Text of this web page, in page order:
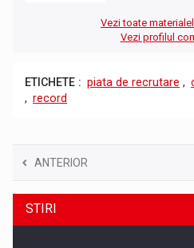
Vezi toate
Vezi profilul
ETICHETE : piata de recrutare ,
, record
ANTERIOR
STIRI